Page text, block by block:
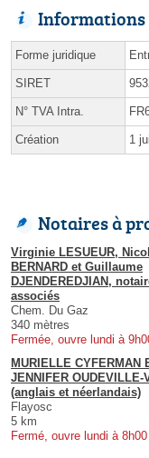
Informations
Forme juridique
SIRET
N° TVA Intra.
Création 1
Notaires à
Virginie LESUEUR,
BERNARD et Guillaume
DJENDEREDJIAN,
associés
Chem. Du Gaz
340 mètres
Fermée, ouvre lundi à
MURIELLE CYFERMAN
JENNIFER OUDEVILLE-
(anglais et néerlandais)
Flayosc
5 km
Fermé, ouvre lundi à 8h00